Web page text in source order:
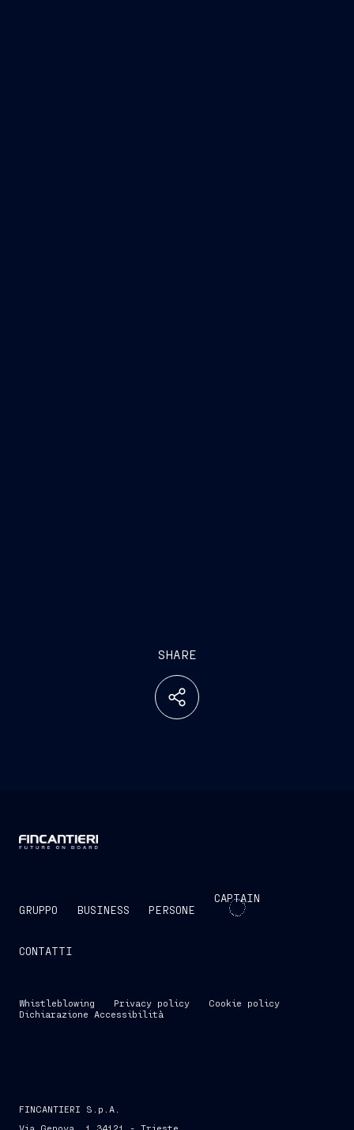
SHARE
GRUPPO BUSINESS PERSONE
CAPTAIN
CONTATTI
Whistleblowing Privacy policy
Cookie policy
Dichiarazione Accessibilità
FINCANTIERI S.p.A.